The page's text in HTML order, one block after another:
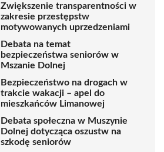
Zwiększenie transparentności w
zakresie przestępstw
motywowanych uprzedzeniami
Debata na temat
bezpieczeństwa seniorów w
Mszanie Dolnej
Bezpieczeństwo na drogach w
trakcie wakacji – apel do
mieszkańców Limanowej
Debata społeczna w Muszynie
Dolnej dotycząca oszustw na
szkodę seniorów